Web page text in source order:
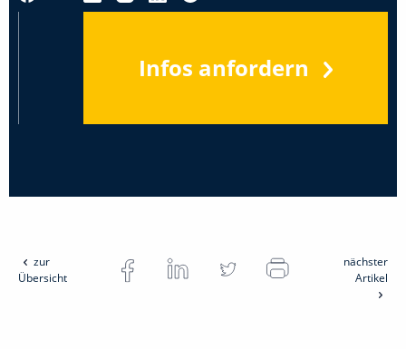
Infos anfordern
zur
Übersicht
nächster
Artikel